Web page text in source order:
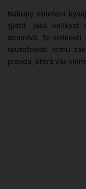
Nákupy oblečení
zjistit, jaká velikost
domnívá, že velikosti
skutečnosti tomu
pravdu, která vás